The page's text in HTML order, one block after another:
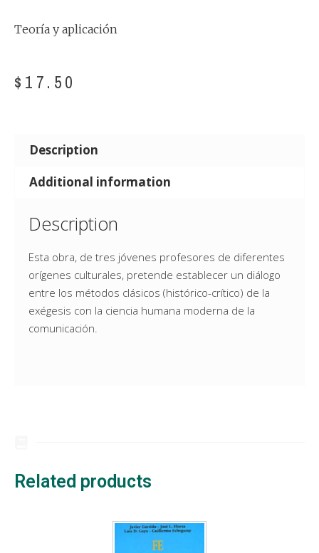
Teoría y aplicación
$ 17.50
Description
Additional information
Description
Esta obra, de tres jóvenes profesores de diferentes
orígenes culturales, pretende establecer un diálogo
entre los métodos clásicos (histórico-crítico) de la
exégesis con la ciencia humana moderna de la
comunicación.
Related products